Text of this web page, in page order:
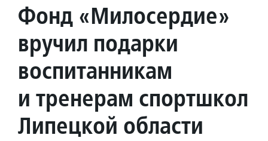
Фонд «Милосердие»
вручил подарки
воспитанникам
и тренерам спортшкол
Липецкой области